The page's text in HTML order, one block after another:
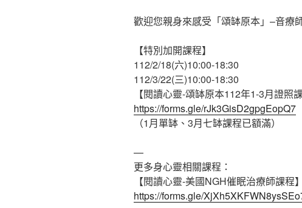
歡迎您親身來感受「頌缽原本」–音療
【特別加開課程】
112/2/18(六)10:00-18:30
112/3/22(三)10:00-18:30
【閱讀心靈-頌缽原本112年1-3月證照課
https://forms.gle/rJk3GisD2gpgEopQ7
（1月單缽、3月七缽課程已額滿）
—
更多身心靈相關課程：
【閱讀心靈-美國NGH催眠治療師課程】
https://forms.gle/